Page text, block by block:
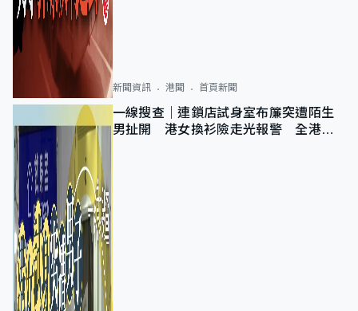
新聞資訊 港聞 首頁新聞
一線搜查｜連鎖店試身室布簾突遭陌生
男扯開 港女換衫險走光報警 全港分